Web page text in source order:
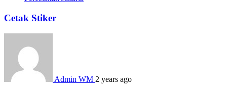
Cetak Stiker
Admin WM 2 years ago